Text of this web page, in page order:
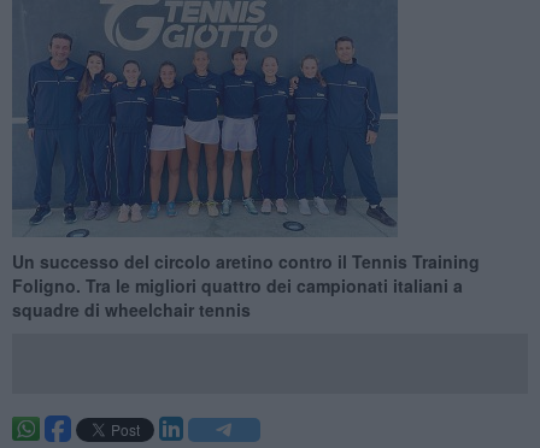
Un successo del circolo aretino contro il Tennis Training
Foligno. Tra le migliori quattro dei campionati italiani a
squadre di wheelchair tennis